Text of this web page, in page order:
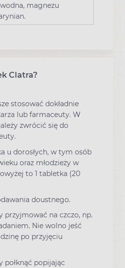
magnezu
Clatra?
stosować dokładnie
lub farmaceuty. W
zwrócić się do
u dorosłych, w tym osób
oraz młodzieży w
to 1 tabletka (20
doustnego.
przyjmować na czczo, np.
Nie wolno jeść
po przyjęciu
połknąć popijając